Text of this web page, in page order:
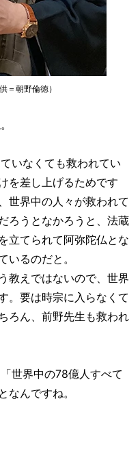
＝朝野倫徳）
いなくても救われてい
を差し上げるためです
世界中の人々が救われて
ろうとなかろうと、法蔵
立てられて阿弥陀仏とな
いるのだと。
教えではないので、世界
。要は時宗に入らなくて
ろん、前野先生も救われ
世界中の78億人すべて
なんですね。